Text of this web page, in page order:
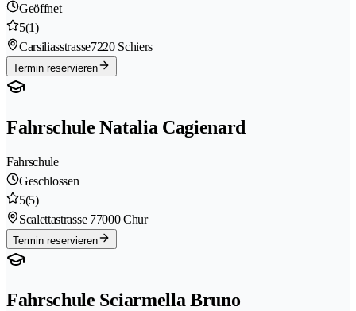
Geöffnet
5(1)
Carsiliasstrasse7220 Schiers
Termin reservieren
Fahrschule Natalia Cagienard
Fahrschule
Geschlossen
5(5)
Scalettastrasse 77000 Chur
Termin reservieren
Fahrschule Sciarmella Bruno